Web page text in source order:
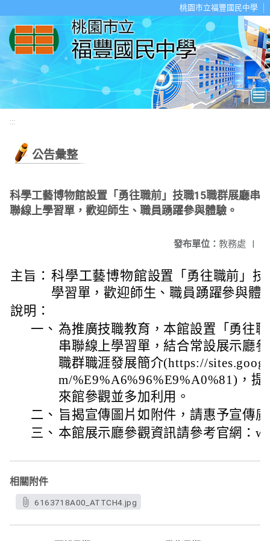
桃園市立福豐國民中學
:::
公告彙整
科學工藝博物館設置「勇往職前」技職15職群展廳串
聯線上學習單，歡迎師生、職員踴躍參與體驗。
發布單位： 教務處 |
主旨： 科學工藝博物館設置「勇往職前」
學習單，歡迎師生、職員踴躍參與體
說明：
一、 為推廣技職教育，本館設置「勇往
串聯線上學習單，結合常設展示廳
職群職涯發展簡介(https://
m/%E9%A6%96%E9%A0%81)，
來館參觀並多加利用。
二、 旨揭宣傳圖片如附件，請惠予宣傳
三、 本館展示廳參觀資訊請參考官網：
相關附件
6163718A00_ATTCH4.jpg